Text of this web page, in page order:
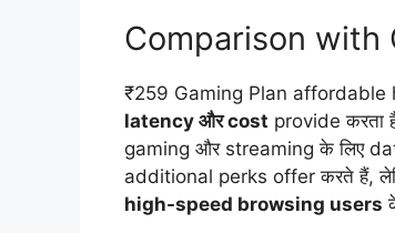
Comparison with
₹259 Gaming Plan affordable
latency और cost provide करता
gaming और streaming के लिए
additional perks offer करते हैं,
high-speed browsing users